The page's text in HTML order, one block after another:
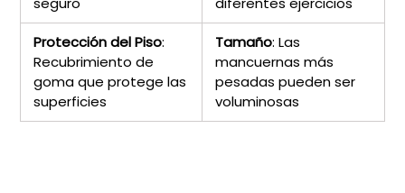
Protección del Piso:
Recubrimiento de
goma que protege las
superficies
Tamaño: Las
mancuernas más
pesadas pueden ser
voluminosas